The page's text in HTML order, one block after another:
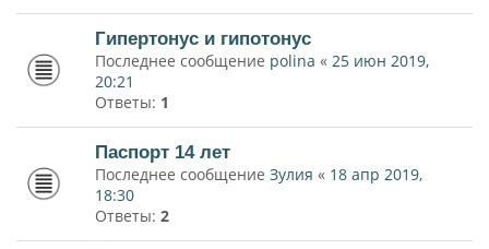
Гипертонус и гипотонус
Последнее сообщение polina « 25 июн 2019,
20:21
Ответы: 1
Паспорт 14 лет
Последнее сообщение Зулия « 18 апр 2019,
18:30
Ответы: 2